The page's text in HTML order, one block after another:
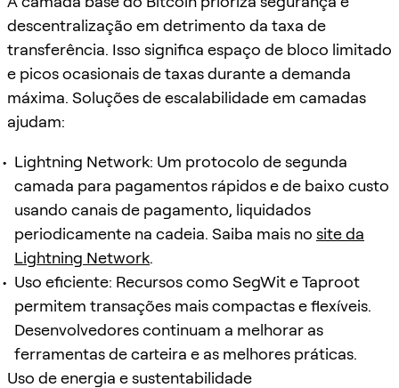
descentralização em detrimento da taxa de
transferência. Isso significa espaço de bloco limitado
e picos ocasionais de taxas durante a demanda
máxima. Soluções de escalabilidade em camadas
ajudam:
Lightning Network: Um protocolo de segunda
camada para pagamentos rápidos e de baixo custo
usando canais de pagamento, liquidados
periodicamente na cadeia. Saiba mais no site da
Lightning Network.
Uso eficiente: Recursos como SegWit e Taproot
permitem transações mais compactas e flexíveis.
Desenvolvedores continuam a melhorar as
ferramentas de carteira e as melhores práticas.
Uso de energia e sustentabilidade